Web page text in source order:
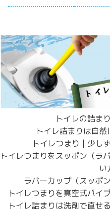
トイレの詰ま
トイレ詰まりは自
トイレつまり | 少し
トイレつまりをスッポン（ラ
い
ラバーカップ（スッポ
トイレつまりを真空式パイ
トイレ詰まりは洗剤で直せ